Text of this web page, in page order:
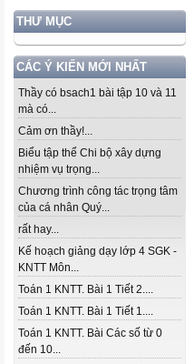
THƯ MỤC
CÁC Ý KIẾN MỚI NHẤT
Thầy có bsach1 bài tập 10 và 11
mà có...
Cảm ơn thầy!...
Biểu tập thể Chi bộ xây dựng
nhiệm vụ trọng...
Chương trình công tác trọng tâm
của cá nhân Quý...
rất hay...
Kế hoạch giảng dạy lớp 4 SGK -
KNTT Môn...
Toán 1 KNTT. Bài 1 Tiết 2....
Toán 1 KNTT. Bài 1 Tiết 1....
Toán 1 KNTT. Bài Các số từ 0
đến 10...